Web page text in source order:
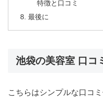
特徴と口コミ
最後に
池袋の美容室 口コ
こちらはシンプルな口コ